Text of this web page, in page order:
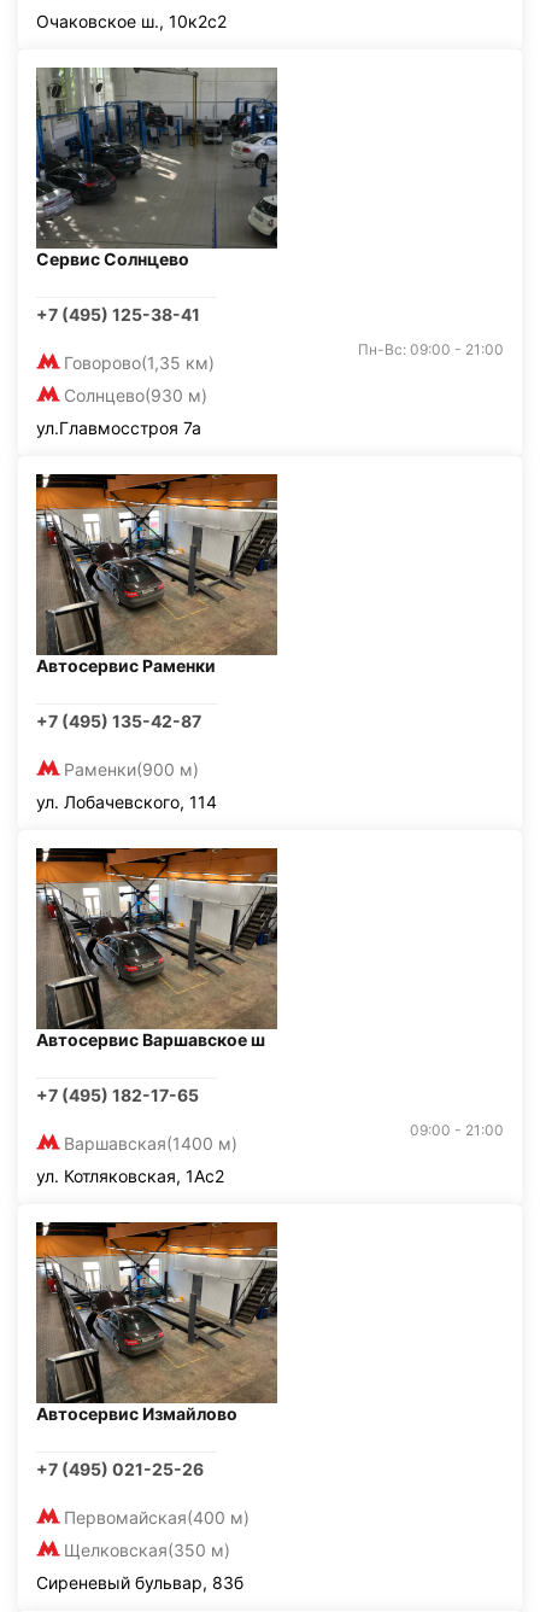
Очаковское ш., 10к2с2
Сервис Солнцево
+7 (495) 125-38-41
Говорово(1,35 км)
Солнцево(930 м)
Пн-Вс: 09:00 - 21:00
ул.Главмосстроя 7а
Автосервис Раменки
+7 (495) 135-42-87
Раменки(900 м)
ул. Лобачевского, 114
Автосервис Варшавское ш
+7 (495) 182-17-65
Варшавская(1400 м)
09:00 - 21:00
ул. Котляковская, 1Ас2
Автосервис Измайлово
+7 (495) 021-25-26
Первомайская(400 м)
Щелковская(350 м)
Сиреневый бульвар, 83б